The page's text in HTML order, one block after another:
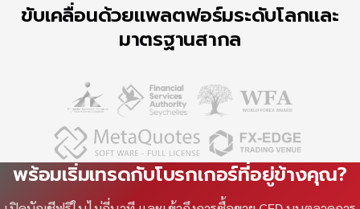
ขับเคลื่อนด้วยแพลตฟอร์มระดับโลกและ
มาตรฐานสากล
พร้อมเริ่มเทรดกับโบรกเกอร์ที่อยู่ข้างคุณ?